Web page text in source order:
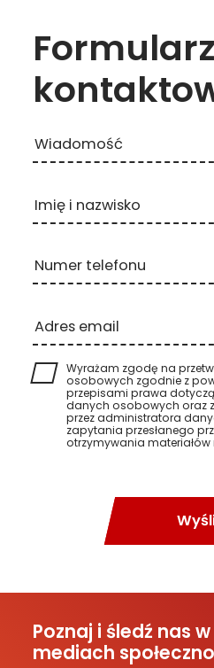
Formularz
Wiadomość
Imię i nazwisko
Numer telefonu
Adres email
Wyrażam zgodę na
osobowych zgodnie z
przepisami prawa
danych osobowych oraz
przez administratora
zapytania przesłanego
otrzymywania
Poznaj i śledź nas w
mediach